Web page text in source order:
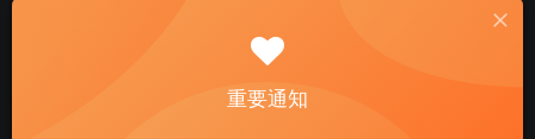
Life is simple.You make choices and you don't look back.
人生很简单，做了决定就不要后悔
重要通知